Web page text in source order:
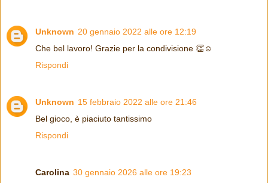
Unknown 20 gennaio 2022 alle ore 12:19
Che bel lavoro! Grazie per la condivisione 👏☺️
Rispondi
Unknown 15 febbraio 2022 alle ore 21:46
Bel gioco, è piaciuto tantissimo
Rispondi
Carolina 30 gennaio 2026 alle ore 19:23